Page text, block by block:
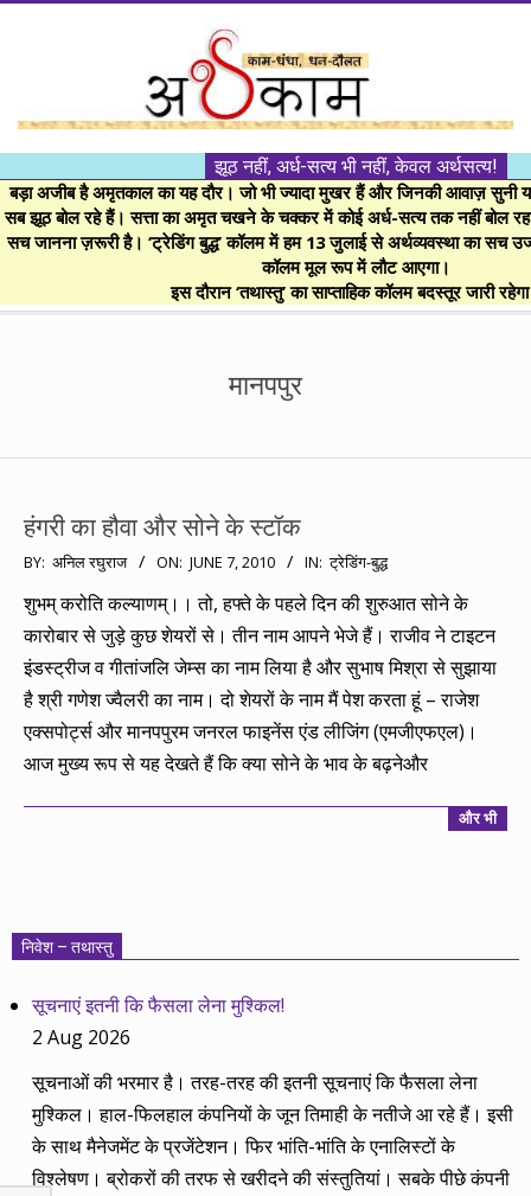
।।
अर्थकाम।।
BE
FINANCIALLY
झूठ नहीं, अर्ध-सत्य भी नहीं, केवल अर्थसत्य!
बड़ा अजीब है अमृतकाल का यह दौर। जो भी ज्यादा मुखर हैं और जिनकी आवाज़ सुनी
सब झूठ बोल रहे हैं। सत्ता का अमृत चखने के चक्कर में कोई अर्ध-सत्य तक नहीं बोल
सच जानना ज़रूरी है। ‘ट्रेडिंग बुद्ध’ कॉलम में हम 13 जुलाई से अर्थव्यवस्था का सच
कॉलम मूल रूप में लौट आएगा।
इस दौरान ‘तथास्तु’ का साप्ताहिक कॉलम बदस्तूर जारी
मानपपुर
हंगरी का हौवा और सोने के स्टॉक
2010-
07
BY: अनिल रघुराज ON: JUNE 7, 2010 IN: ट्रेडिंग-बुद्ध
शुभम् करोति कल्याणम्।। तो, हफ्ते के पहले दिन की शुरुआत सोने के
कारोबार से जुड़े कुछ शेयरों से। तीन नाम आपने भेजे हैं। राजीव ने टाइटन
इंडस्ट्रीज व गीतांजलि जेम्स का नाम लिया है और सुभाष मिश्रा से सुझाया
है श्री गणेश ज्वैलरी का नाम। दो शेयरों के नाम मैं पेश करता हूं – राजेश
एक्सपोर्ट्स और मानपपुरम जनरल फाइनेंस एंड लीजिंग (एमजीएफएल)।
आज मुख्य रूप से यह देखते हैं कि क्या सोने के भाव के बढ़नेऔर
और भी
निवेश – तथास्तु
सूचनाएं इतनी कि फैसला लेना मुश्किल!
2 Aug 2026
सूचनाओं की भरमार है। तरह-तरह की इतनी सूचनाएं कि फैसला लेना
मुश्किल। हाल-फिलहाल कंपनियों के जून तिमाही के नतीजे आ रहे हैं। इसी
के साथ मैनेजमेंट के प्रजेंटेशन। फिर भांति-भांति के एनालिस्टों के
विश्लेषण। ब्रोकरों की तरफ से खरीदने की संस्तुतियां। सबके पीछे कंपनी